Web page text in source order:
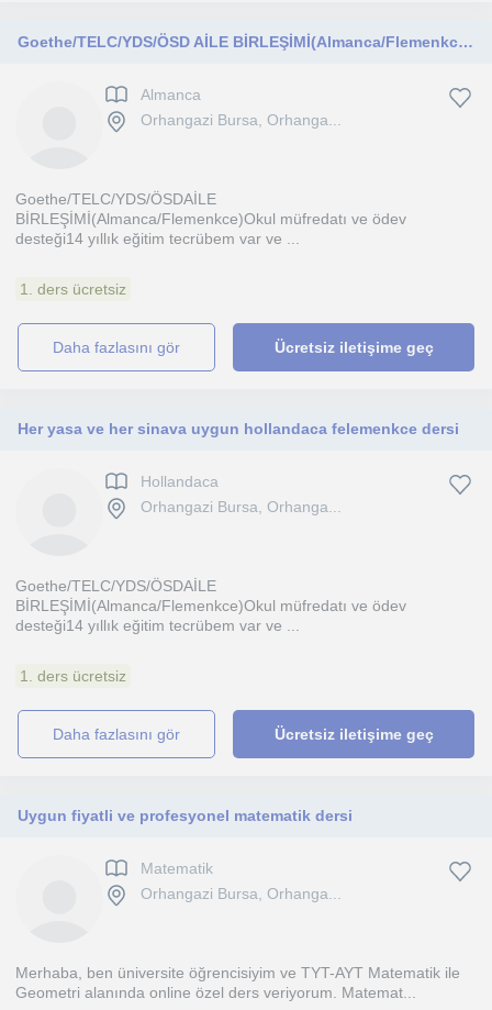
Goethe/TELC/YDS/ÖSD AİLE BİRLEŞİMİ(Almanca/Flemenkce) Okul müfredatı ve ödev desteği 14 yıllık eğitim tecrübem var ve yabancı dili
Almanca
Orhangazi Bursa, Orhanga...
Goethe/TELC/YDS/ÖSDAİLE
BİRLEŞİMİ(Almanca/Flemenkce)Okul müfredatı ve ödev
desteği14 yıllık eğitim tecrübem var ve ...
1. ders ücretsiz
daha fazlasını gör Ücretsiz iletişime geç
Her yasa ve her sinava uygun hollandaca felemenkce dersi
Hollandaca
Orhangazi Bursa, Orhanga...
Goethe/TELC/YDS/ÖSDAİLE
BİRLEŞİMİ(Almanca/Flemenkce)Okul müfredatı ve ödev
desteği14 yıllık eğitim tecrübem var ve ...
1. ders ücretsiz
daha fazlasını gör Ücretsiz iletişime geç
Uygun fiyatli ve profesyonel matematik dersi
Matematik
Orhangazi Bursa, Orhanga...
Merhaba, ben üniversite öğrencisiyim ve TYT-AYT Matematik ile
Geometri alanında online özel ders veriyorum. Matemat...